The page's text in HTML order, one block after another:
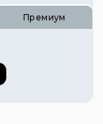
Премиум